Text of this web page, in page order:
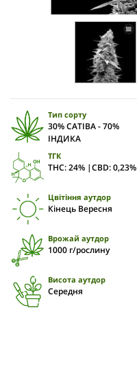
Тип сорту
30% САТІВА - 70%
ІНДИКА
ТГК
THC: 24% |CBD: 0,23%
Цвітіння аутдор
Кінець Вересня
Врожай аутдор
1000 г/рослину
Висота аутдор
Середня